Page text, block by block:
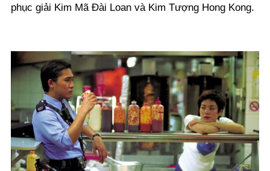
phục giải Kim Mã Đài Loan và Kim Tượng Hong Kong.